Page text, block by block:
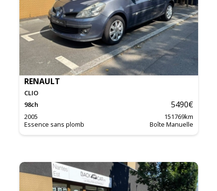
RENAULT
CLIO
98ch 5490€
2005 151769km
Essence sans plomb
Boîte Manuelle